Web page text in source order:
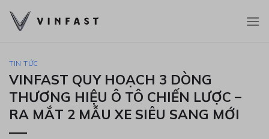
qua
TIN TỨC
VINFAST QUY HOẠCH 3 DÒNG
THƯƠNG HIỆU Ô TÔ CHIẾN LƯỢC –
RA MẮT 2 MẪU XE SIÊU SANG MỚI